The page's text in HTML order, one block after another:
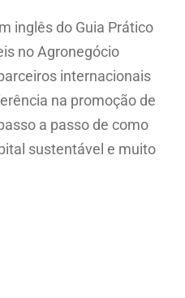
inglês do Guia Prático
no Agronegócio
internacionais
na promoção de
a passo de como
sustentável e muito